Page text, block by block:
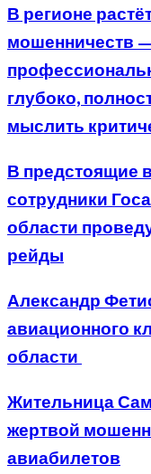
В регионе
мошенничеств
глубоко,
мыслить
В предстоящие
сотрудники
области
рейды
Александр
авиационного
области
Жительница
жертвой
авиабилетов